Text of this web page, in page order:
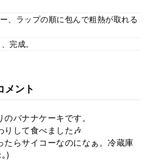
、ラップの順に包んで粗熱が取れる
完成。
メント
バナナケーキです。
りして食べました🎶
たらサイコーなのになぁ。冷蔵庫
)